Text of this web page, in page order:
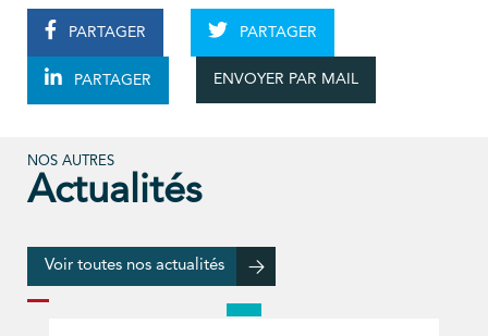
PARTAGER PARTAGER
PARTAGER ENVOYER PAR MAIL
NOS AUTRES
Actualités
Voir toutes nos actualités